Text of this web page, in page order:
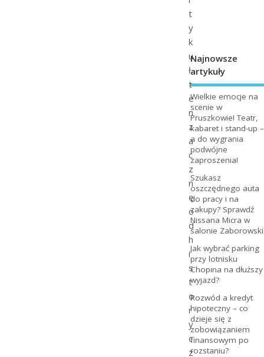
t
y
k
u
ł
t
e
n
z
a
c
z
n
ę
o
d
h
i
s
t
o
r
y
c
z
Najnowsze
artykuły
Wielkie emocje na
scenie w
Pruszkowie! Teatr,
kabaret i stand-up –
a do wygrania
podwójne
zaproszenia!
Szukasz
oszczędnego auta
do pracy i na
zakupy? Sprawdź
Nissana Micra w
salonie Zaborowski
Jak wybrać parking
przy lotnisku
Chopina na dłuższy
wyjazd?
Rozwód a kredyt
hipoteczny – co
dzieje się z
zobowiązaniem
finansowym po
rozstaniu?